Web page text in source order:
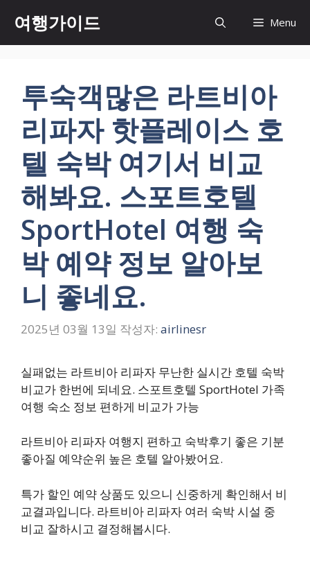
츠
여행가이드 Menu
투숙객많은 라트비아
리파자 핫플레이스 호
텔 숙박 여기서 비교
해봐요. 스포트호텔
SportHotel 여행 숙
박 예약 정보 알아보
니 좋네요.
2025년 03월 13일 작성자: airlinesr
실패없는 라트비아 리파자 무난한 실시간 호텔 숙박
비교가 한번에 되네요. 스포트호텔 SportHotel 가족
여행 숙소 정보 편하게 비교가 가능
라트비아 리파자 여행지 편하고 숙박후기 좋은 기분
좋아질 예약순위 높은 호텔 알아봤어요.
특가 할인 예약 상품도 있으니 신중하게 확인해서 비
교결과입니다. 라트비아 리파자 여러 숙박 시설 중
비교 잘하시고 결정해봅시다.